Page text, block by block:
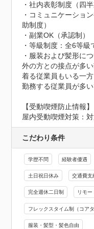
・社内表彰制度（四
・コミュニケーショ
助制度）
・副業OK（承認制）
・等級制度：全6等級
・服装および髪形に
外の方との接点が多
着る従業員もいる一
勤務する従業員が多い
【受動喫煙防止情報】
屋内受動喫煙対策：
こだわり条件
学歴不問 経験者優遇
土日祝日休み 交通費支
完全週休二日制 リモー
フレックスタイム制（コアタ
服装・髪型・髪色自由